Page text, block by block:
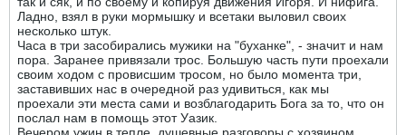
Ладно, взял в руки мормышку и всетаки выловил своих
несколько штук.
Часа в три засобирались мужики на "буханке", - значит и нам
пора. Заранее привязали трос. Большую часть пути проехали
своим ходом с провисшим тросом, но было момента три,
заставивших нас в очередной раз удивиться, как мы
проехали эти места сами и возблагодарить Бога за то, что он
послал нам в помощь этот Уазик.